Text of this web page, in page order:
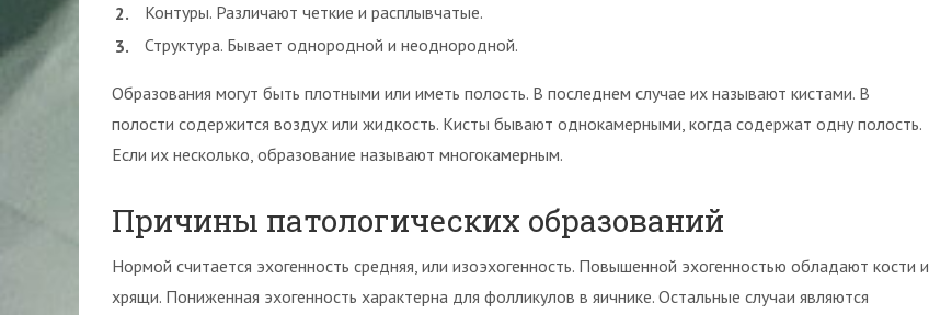
Контуры. Различают четкие и расплывчатые.
Структура. Бывает однородной и неоднородной.
Образования могут быть плотными или иметь полость. В последнем случае их называют кистами. В
полости содержится воздух или жидкость. Кисты бывают однокамерными, когда содержат одну полость.
Если их несколько, образование называют многокамерным.
Причины патологических образований
Нормой считается эхогенность средняя, или изоэхогенность. Повышенной эхогенностью обладают кости и
хрящи. Пониженная эхогенность характерна для фолликулов в яичнике. Остальные случаи являются